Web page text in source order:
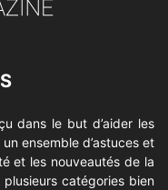
dans le but d’aider les
ensemble d’astuces et
et les nouveautés de la
catégories bien